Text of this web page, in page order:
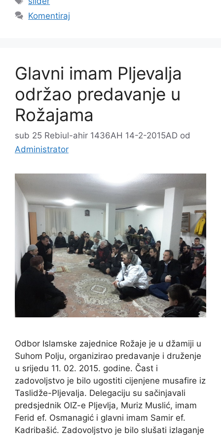
Komentiraj
Glavni imam Pljevalja
održao predavanje u
Rožajama
sub 25 Rebiul-ahir 1436AH 14-2-2015AD od
Administrator
Odbor Islamske zajednice Rožaje je u džamiji u
Suhom Polju, organizirao predavanje i druženje
u srijedu 11. 02. 2015. godine. Čast i
zadovoljstvo je bilo ugostiti cijenjene musafire iz
Taslidže-Pljevalja. Delegaciju su sačinjavali
predsjednik OIZ-e Pljevlja, Muriz Muslić, imam
Ferid ef. Osmanagić i glavni imam Samir ef.
Kadribašić. Zadovoljstvo je bilo slušati izlaganje